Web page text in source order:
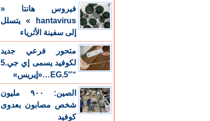
فيروس هانتا «
hantavirus » يتسلل
إلى سفينة الأثرياء
متحور فرعي جديد
لكوفيد يسمى إي جي.5
“EG.5″…«إيريس»
الصين: ٩٠٠ مليون
شخص مصابون بعدوى
كوفيد